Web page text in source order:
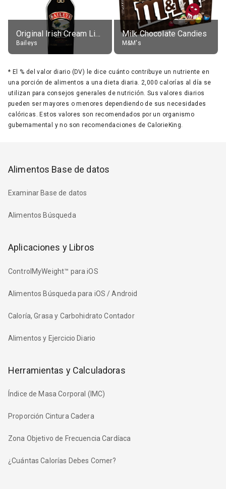
Original Irish Cream Liqueur (17% alc.)
Baileys
Milk Chocolate Candies
M&M's
* El % del valor diario (DV) le dice cuánto contribuye un nutriente en
una porción de alimentos a una dieta diaria. 2,000 calorías al día se
utilizan para consejos generales de nutrición. Sus valores diarios
pueden ser mayores o menores dependiendo de sus necesidades
calóricas. Estos valores son recomendados por un organismo
gubernamental y no son recomendaciones de CalorieKing.
Alimentos Base de datos
Examinar Base de datos
Alimentos Búsqueda
Aplicaciones y Libros
ControlMyWeight™ para iOS
Alimentos Búsqueda para iOS / Android
Caloría, Grasa y Carbohidrato Contador
Alimentos y Ejercicio Diario
Herramientas y Calculadoras
Índice de Masa Corporal (IMC)
Proporción Cintura Cadera
Zona Objetivo de Frecuencia Cardíaca
¿Cuántas Calorías Debes Comer?